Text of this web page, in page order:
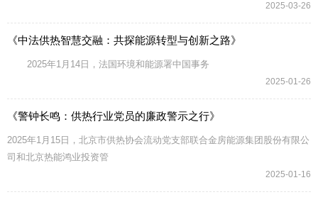
2025-03-26
《中法供热智慧交融：共探能源转型与创新之路》
2025年1月14日，法国环境和能源署中国事务
2025-01-26
《警钟长鸣：供热行业党员的廉政警示之行》
2025年1月15日，北京市供热协会流动党支部联合金房能源集团股份有限公
司和北京热能鸿业投资管
2025-01-16